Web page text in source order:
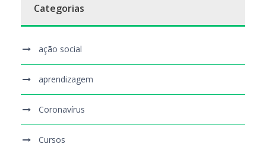
Categorias
ação social
aprendizagem
Coronavírus
Cursos